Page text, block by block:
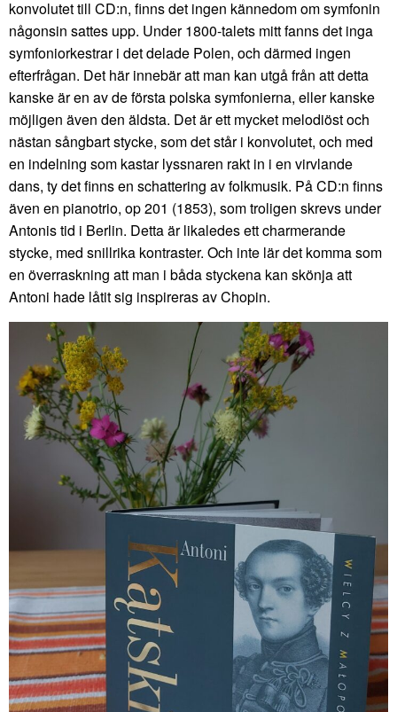
konvolutet till CD:n, finns det ingen kännedom om symfonin
någonsin sattes upp. Under 1800-talets mitt fanns det inga
symfoniorkestrar i det delade Polen, och därmed ingen
efterfrågan. Det här innebär att man kan utgå från att detta
kanske är en av de första polska symfonierna, eller kanske
möjligen även den äldsta. Det är ett mycket melodiöst och
nästan sångbart stycke, som det står i konvolutet, och med
en indelning som kastar lyssnaren rakt in i en virvlande
dans, ty det finns en schattering av folkmusik. På CD:n finns
även en pianotrio, op 201 (1853), som troligen skrevs under
Antonis tid i Berlin. Detta är likaledes ett charmerande
stycke, med snillrika kontraster. Och inte lär det komma som
en överraskning att man i båda styckena kan skönja att
Antoni hade låtit sig inspireras av Chopin.